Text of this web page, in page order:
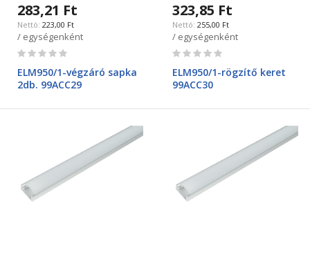
283,21 Ft
223,00 Ft
/ egységenként
Rating:
ELM950/1-végzáró sapka
2db. 99ACC29
323,85 Ft
255,00 Ft
/ egységenként
Rating:
ELM950/1-rögzítő keret
99ACC30